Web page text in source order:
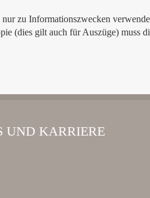
zu Informationszwecken
(dies gilt auch für Auszüge) muss
UND KARRIERE